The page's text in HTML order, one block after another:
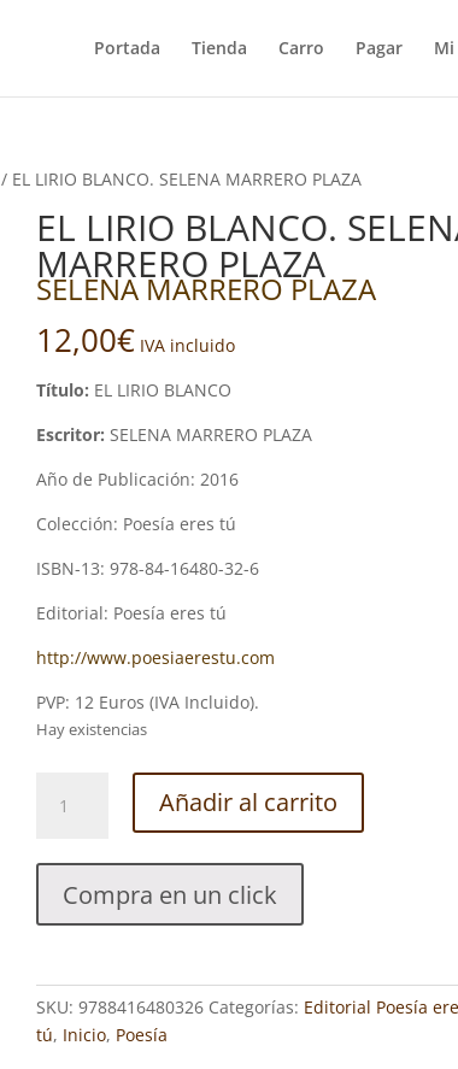
Portada Tienda Carro Pagar
/ EL LIRIO BLANCO. SELENA MARRERO PLAZA
EL LIRIO BLANCO.
MARRERO PLAZA
SELENA MARRERO PLAZA
12,00€ IVA incluido
Título: EL LIRIO BLANCO
Escritor: SELENA MARRERO PLAZA
Año de Publicación: 2016
Colección: Poesía eres tú
ISBN-13: 978-84-16480-32-6
Editorial: Poesía eres tú
http://www.poesiaerestu.com
PVP: 12 Euros (IVA Incluido).
Hay existencias
LIRIO
SELENA
MARRERO
PLAZA
Añadir al carrito
Compra en un click
SKU:9788416480326 Categorías: Editorial Poesía
tú, Inicio, Poesía